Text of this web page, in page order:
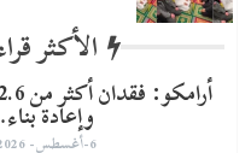
الأكثر قراءة
وإعادة
6-أغسطس- 2026